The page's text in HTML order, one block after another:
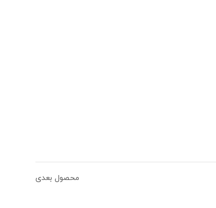
محصول بعدی